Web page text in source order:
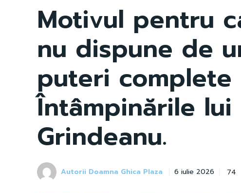
Motivul pentru
nu dispune de
puteri complete
Întâmpinările lui
Grindeanu.
Autorii Doamna Ghica Plaza 6 iulie 2026 74